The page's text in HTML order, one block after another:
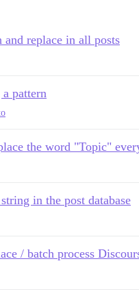
and replace in all posts
pattern
the word "Topic"
in the post database
/ batch process